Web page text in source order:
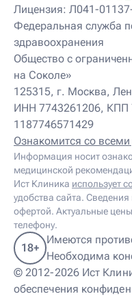
Детский нутрициолог
Детский ортопед
Детский остеопат
Детский отоневролог
Детский подиатр
Детский психолог
Детский психотерапевт
Детский реабилитолог
Детский ревматолог
Детский рефлексотерапевт
Детский сомнолог
Детский спортивный врач
Детский травматолог
Детский травматолог-
Детский физиотерапевт
Детский эндокринолог
Диабетолог
Диетолог
И
Иглорефлексотерапевт
Лицензия: Л041-
Федеральная служба
здравоохранения
Общество с
на Соколе»
125315, г. Москва,
ИНН 7743261206, КПП
1187746571429
Ознакомится со
Информация носит
медицинской
Ист Клиника использует
удобства сайта.
офертой. Актуальные
телефону.
© 2012-2026 Ист
обеспечения
Имеются
Необходима
18+